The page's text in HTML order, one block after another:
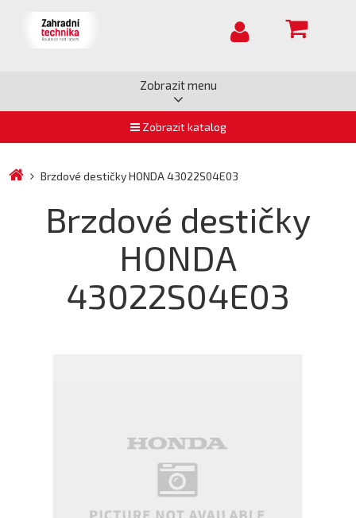
Zobrazit menu
Zobrazit katalog
Brzdové destičky HONDA 43022S04E03
Brzdové destičky
HONDA
43022S04E03